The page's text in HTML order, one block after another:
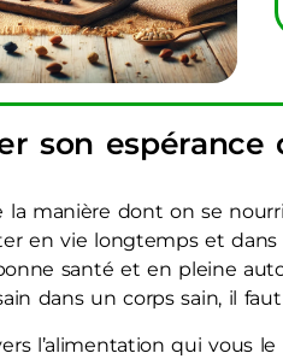
son espérance
la manière dont on se
en vie longtemps et
santé et en pleine
dans un corps sain, il
l’alimentation qui vous